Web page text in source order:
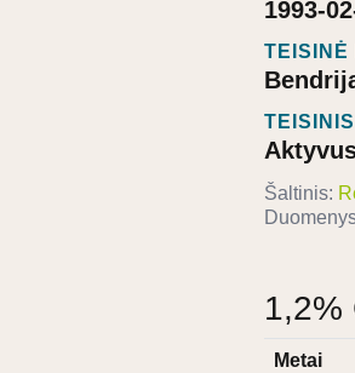
1993-
TEISINĖ
Šaltinis:
1,2%
Metai